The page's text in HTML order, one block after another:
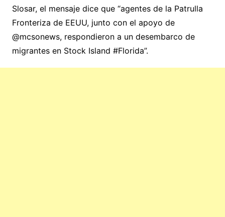
Slosar, el mensaje dice que “agentes de la Patrulla
Fronteriza de EEUU, junto con el apoyo de
@mcsonews, respondieron a un desembarco de
migrantes en Stock Island #Florida”.